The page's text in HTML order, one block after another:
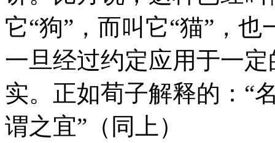
它“狗”，而叫它“猫”，
一旦经过约定应用于一
实。正如荀子解释的：“
谓之宜”（同上）